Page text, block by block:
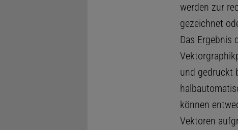
werden zur
gezeichnet
Das Ergebnis
und gedruckt
können
Vektoren